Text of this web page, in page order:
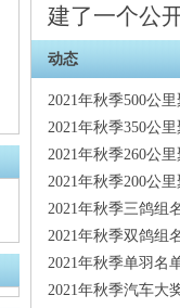
建了一个公
动态
2021年秋季500公
2021年秋季350公
2021年秋季260公
2021年秋季200公
2021年秋季三鸽组
2021年秋季双鸽组
2021年秋季单羽名
2021年秋季汽车大